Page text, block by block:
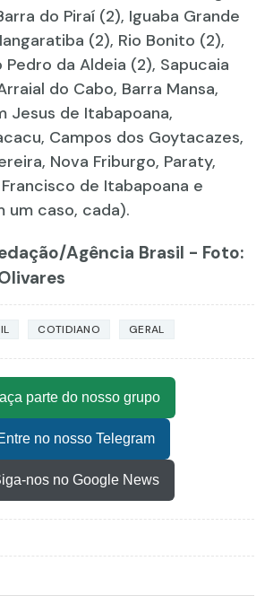
do Piraí (2), Iguaba Grande
(2), Rio Bonito (2),
Pedro da Aldeia (2), Sapucaia
do Cabo, Barra Mansa,
Jesus de Itabapoana,
Campos dos Goytacazes,
Nova Friburgo, Paraty,
de Itabapoana e
um caso, cada).
Agência Brasil - Foto:
COTIDIANO GERAL
parte do nosso grupo
no nosso Telegram
nos no Google News